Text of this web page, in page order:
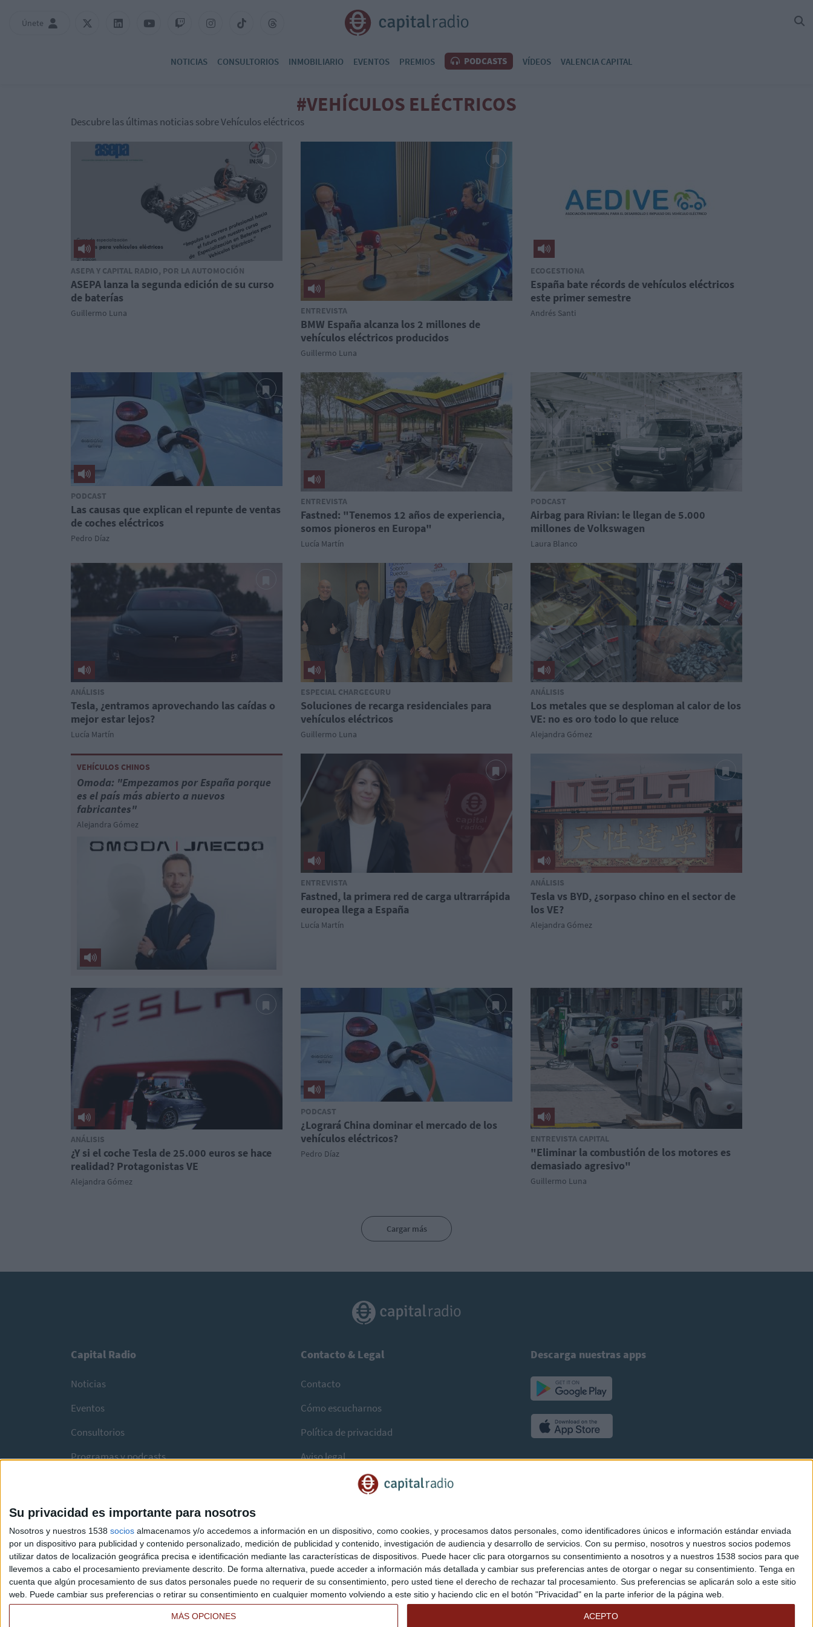
Su privacidad es importante para nosotros
Nosotros y nuestros 1538 socios almacenamos y/o accedemos a información en un dispositivo, como cookies, y procesamos datos personales, como identificadores únicos e información estándar enviada
por un dispositivo para publicidad y contenido personalizado, medición de publicidad y contenido, investigación de audiencia y desarrollo de servicios. Con su permiso, nosotros y nuestros socios podemos
utilizar datos de localización geográfica precisa e identificación mediante las características de dispositivos. Puede hacer clic para otorgarnos su consentimiento a nosotros y a nuestros 1538 socios para que
llevemos a cabo el procesamiento previamente descrito. De forma alternativa, puede acceder a información más detallada y cambiar sus preferencias antes de otorgar o negar su consentimiento. Tenga en
cuenta que algún procesamiento de sus datos personales puede no requerir de su consentimiento, pero usted tiene el derecho de rechazar tal procesamiento. Sus preferencias se aplicarán solo a este sitio
web. Puede cambiar sus preferencias o retirar su consentimiento en cualquier momento volviendo a este sitio y haciendo clic en el botón "Privacidad" en la parte inferior de la página web.
MÁS OPCIONES ACEPTO
Únete
NOTICIAS CONSULTORIOS INMOBILIARIO EVENTOS PREMIOS PODCASTS VÍDEOS VALENCIA CAPITAL
#VEHÍCULOS ELÉCTRICOS
Descubre las últimas noticias sobre Vehículos eléctricos
ASEPA Y CAPITAL RADIO, POR LA AUTOMOCIÓN
ASEPA lanza la segunda edición de su curso
de baterías
Guillermo Luna ENTREVISTA
BMW España alcanza los 2 millones de
vehículos eléctricos producidos
Guillermo Luna
ECOGESTIONA
España bate récords de vehículos eléctricos
este primer semestre
Andrés Santi
PODCAST
Las causas que explican el repunte de ventas
de coches eléctricos
Pedro Díaz
ENTREVISTA
Fastned: "Tenemos 12 años de experiencia,
somos pioneros en Europa"
Lucía Martín
PODCAST
Airbag para Rivian: le llegan de 5.000
millones de Volkswagen
Laura Blanco
ANÁLISIS
Tesla, ¿entramos aprovechando las caídas o
mejor estar lejos?
Lucía Martín
ESPECIAL CHARGEGURU
Soluciones de recarga residenciales para
vehículos eléctricos
Guillermo Luna
ANÁLISIS
Los metales que se desploman al calor de los
VE: no es oro todo lo que reluce
Alejandra Gómez
VEHÍCULOS CHINOS
Omoda: "Empezamos por España porque
es el país más abierto a nuevos
fabricantes"
Alejandra Gómez
ENTREVISTA
Fastned, la primera red de carga ultrarrápida
europea llega a España
Lucía Martín
ANÁLISIS
Tesla vs BYD, ¿sorpaso chino en el sector de
los VE?
Alejandra Gómez
ANÁLISIS
¿Y si el coche Tesla de 25.000 euros se hace
realidad? Protagonistas VE
Alejandra Gómez
PODCAST
¿Logrará China dominar el mercado de los
vehículos eléctricos?
Pedro Díaz
ENTREVISTA CAPITAL
"Eliminar la combustión de los motores es
demasiado agresivo"
Guillermo Luna
Cargar más
Capital Radio
Noticias
Eventos
Consultorios
Programas y podcasts
Contacto & Legal
Contacto
Cómo escucharnos
Política de privacidad
Aviso legal
Descarga nuestras apps